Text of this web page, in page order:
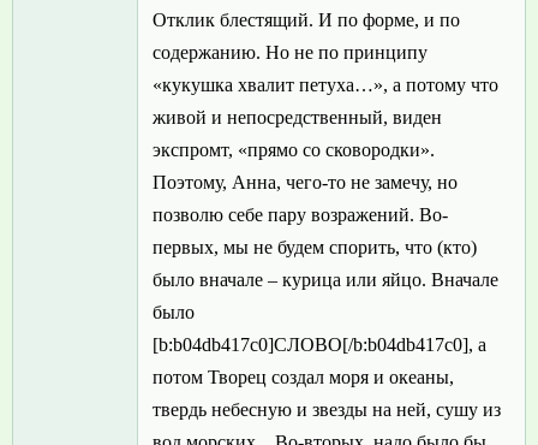
Отклик блестящий. И по форме, и по
содержанию. Но не по принципу
«кукушка хвалит петуха…», а потому что
живой и непосредственный, виден
экспромт, «прямо со сковородки».
Поэтому, Анна, чего-то не замечу, но
позволю себе пару возражений. Во-
первых, мы не будем спорить, что (кто)
было вначале – курица или яйцо. Вначале
было
[b:b04db417c0]СЛОВО[/b:b04db417c0], а
потом Творец создал моря и океаны,
твердь небесную и звезды на ней, сушу из